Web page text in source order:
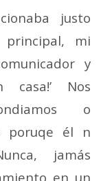
justo
mi
y
casa!’ Nos
o
poruqe él n
jamás
en un